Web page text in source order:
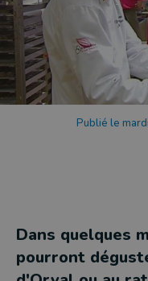
Publié le
Dans quelques
pourront